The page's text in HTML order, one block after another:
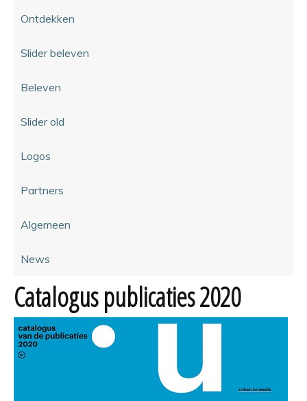
Ontdekken
Slider beleven
Beleven
Slider old
Logos
Partners
Algemeen
News
Catalogus publicaties 2020